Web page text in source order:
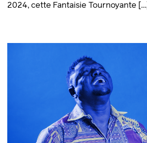
2024, cette Fantaisie Tournoyante […]